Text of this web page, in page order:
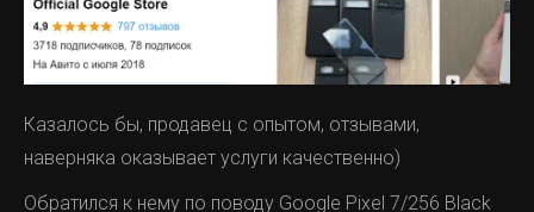
Казалось бы, продавец с опытом, отзывами,
наверняка оказывает услуги качественно)
Обратился к нему по поводу Google Pixel 7/256 Black